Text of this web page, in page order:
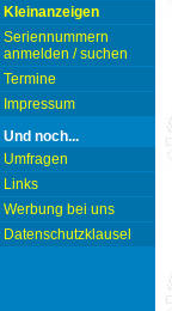
Kleinanzeigen
Seriennummern
anmelden / suchen
Termine
Impressum
Und noch...
Umfragen
Links
Werbung bei uns
Datenschutzklausel